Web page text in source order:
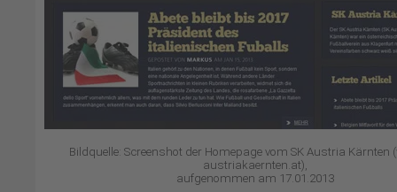
Bildquelle: Screenshot der Homepage vom SK Austria Kärnten
austriakaernten.at),
aufgenommen am 17.01.2013